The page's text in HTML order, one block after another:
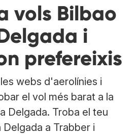
vols Bilbao
i
prefereixis
webs d'aerolínies i
el vol més barat a la
Delgada. Troba el teu
a Trabber i